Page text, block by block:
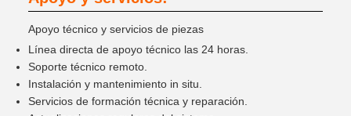
Apoyo técnico y servicios de piezas
Línea directa de apoyo técnico las 24 horas.
Soporte técnico remoto.
Instalación y mantenimiento in situ.
Servicios de formación técnica y reparación.